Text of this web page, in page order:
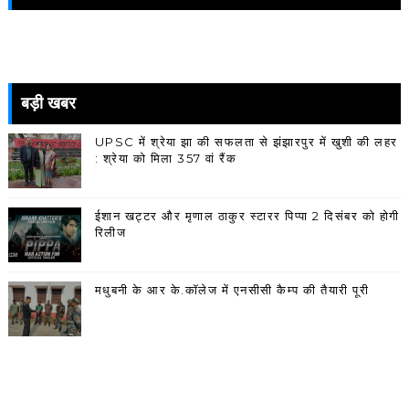
बड़ी खबर
UPSC में श्रेया झा की सफलता से झंझारपुर में खुशी की लहर
: श्रेया को मिला 357 वां रैंक
ईशान खट्टर और मृणाल ठाकुर स्टारर पिप्पा 2 दिसंबर को होगी
रिलीज
मधुबनी के आर के.कॉलेज में एनसीसी कैम्प की तैयारी पूरी